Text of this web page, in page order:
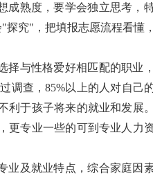
成熟度，要学会独立思考，
究"，把填报志愿流程看懂
择与性格爱好相匹配的职业
调查，85%以上的人对自己
利于孩子将来的就业和发展
更专业一些的可到专业人力
业及就业特点，综合家庭因